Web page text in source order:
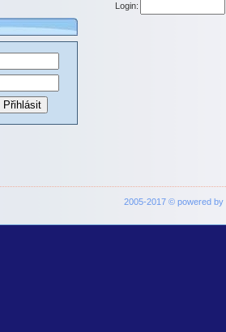
Login:
2005-2017 © powered by